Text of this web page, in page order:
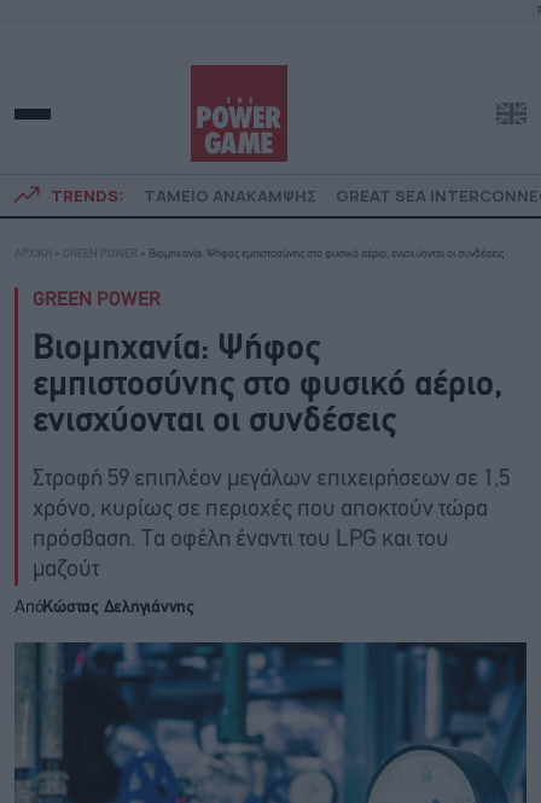
TRENDS: ΤΑΜΕΙΟ ΑΝΑΚΑΜΨΗΣ GREAT SEA
ΑΡΧΙΚΗ » GREEN POWER » Βιομηχανία: Ψήφος εμπιστοσύνης στο φυσικό αέριο, ενισχύονται οι συνδέσεις
GREEN POWER
Βιομηχανία: Ψήφος
εμπιστοσύνης στο φυσικό αέριο,
ενισχύονται οι συνδέσεις
Στροφή 59 επιπλέον μεγάλων επιχειρήσεων σε 1,5
χρόνο, κυρίως σε περιοχές που αποκτούν τώρα
πρόσβαση. Τα οφέλη έναντι του LPG και του
μαζούτ
ΑπόΚώστας Δεληγιάννης